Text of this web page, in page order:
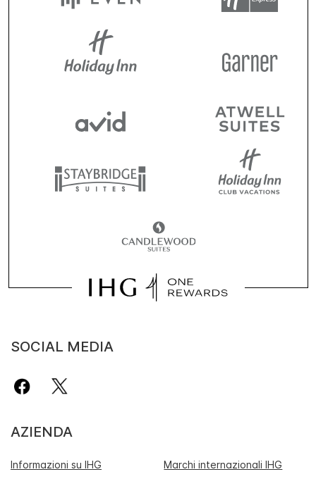
SOCIAL MEDIA
AZIENDA
Informazioni su IHG
Marchi internazionali IHG